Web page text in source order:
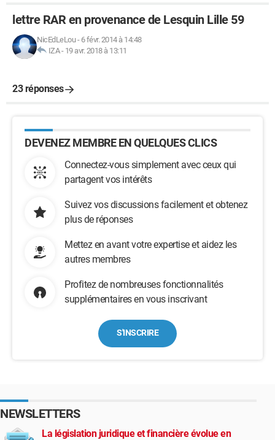
lettre RAR en provenance de Lesquin Lille 59
NicEdLeLou- 6 févr. 2014 à 14:48
IZA- 19 avr. 2018 à 13:11
23 réponses
DEVENEZ MEMBRE EN QUELQUES CLICS
Connectez-vous simplement avec ceux qui
partagent vos intérêts
Suivez vos discussions facilement et obtenez
plus de réponses
Mettez en avant votre expertise et aidez les
autres membres
Profitez de nombreuses fonctionnalités
supplémentaires en vous inscrivant
S'INSCRIRE
NEWSLETTERS
La législation juridique et financière évolue en